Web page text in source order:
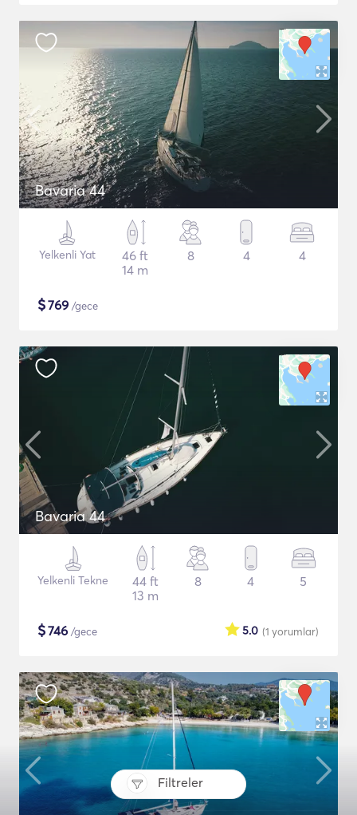
Filtreler
Bavaria 44
Yelkenli Yat
46 ft
14 m
8 4 4
$769 /gece
Bavaria 44
Yelkenli Tekne
44 ft
13 m
8 4 5
$746 /gece (1 yorumlar)
5.0